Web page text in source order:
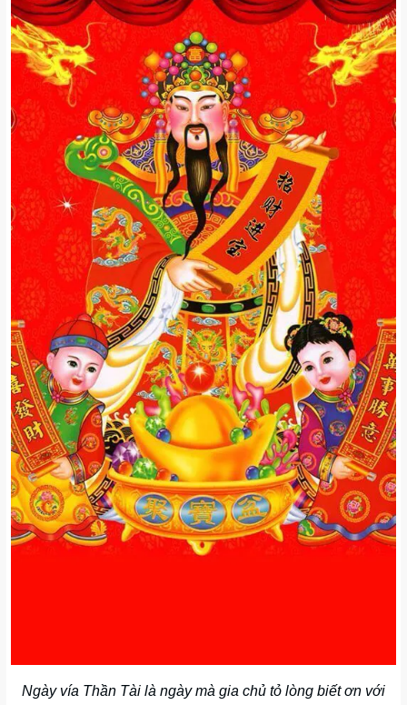
Ngày vía Thần Tài là ngày mà gia chủ tỏ lòng biết ơn với